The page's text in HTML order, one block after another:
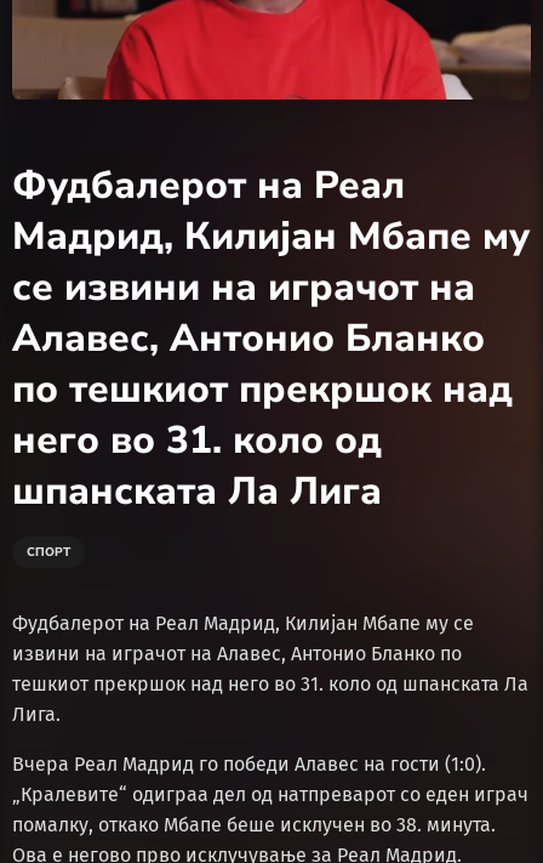
Фудбалерот на Реал
Мадрид, Килијан Мбапе му
се извини на играчот на
Алавес, Антонио Бланко
по тешкиот прекршок над
него во 31. коло од
шпанската Ла Лига
СПОРТ
Фудбалерот на Реал Мадрид, Килијан Мбапе му се
извини на играчот на Алавес, Антонио Бланко по
тешкиот прекршок над него во 31. коло од шпанската Ла
Лига.
Вчера Реал Мадрид го победи Алавес на гости (1:0).
„Кралевите“ одиграа дел од натпреварот со еден играч
помалку, откако Мбапе беше исклучен во 38. минута.
Ова е негово прво исклучување за Реал Мадрид.